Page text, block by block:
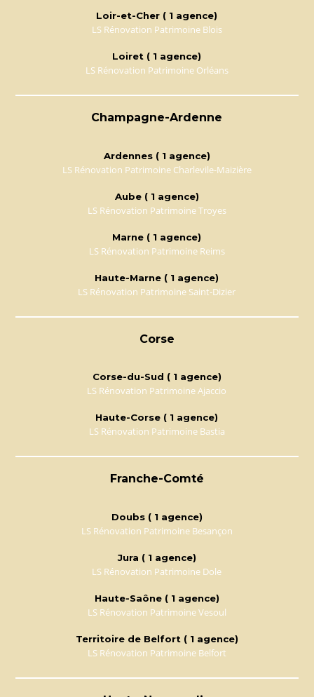
Loir-et-Cher ( 1 agence)
LS Rénovation Patrimoine Blois
Loiret ( 1 agence)
LS Rénovation Patrimoine Orléans
Champagne-Ardenne
Ardennes ( 1 agence)
LS Rénovation Patrimoine Charlevile-Maizière
Aube ( 1 agence)
LS Rénovation Patrimoine Troyes
Marne ( 1 agence)
LS Rénovation Patrimoine Reims
Haute-Marne ( 1 agence)
LS Rénovation Patrimoine Saint-Dizier
Corse
Corse-du-Sud ( 1 agence)
LS Rénovation Patrimoine Ajaccio
Haute-Corse ( 1 agence)
LS Rénovation Patrimoine Bastia
Franche-Comté
Doubs ( 1 agence)
LS Rénovation Patrimoine Besançon
Jura ( 1 agence)
LS Rénovation Patrimoine Dole
Haute-Saône ( 1 agence)
LS Rénovation Patrimoine Vesoul
Territoire de Belfort ( 1 agence)
LS Rénovation Patrimoine Belfort